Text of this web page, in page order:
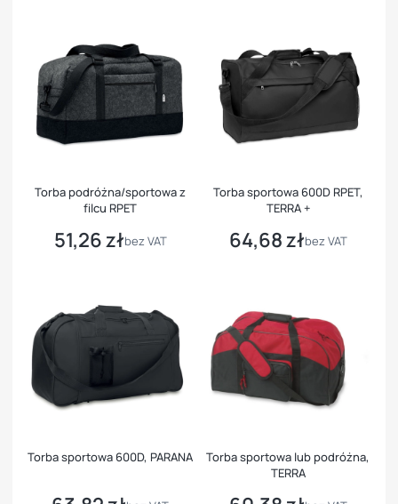
Torba podróżna/sportowa z
filcu RPET
Cena
51,26 złbez VAT
Torba sportowa 600D RPET,
TERRA +
Cena
64,68 złbez VAT
Torba sportowa 600D, PARANA
Torba sportowa lub podróżna,
TERRA